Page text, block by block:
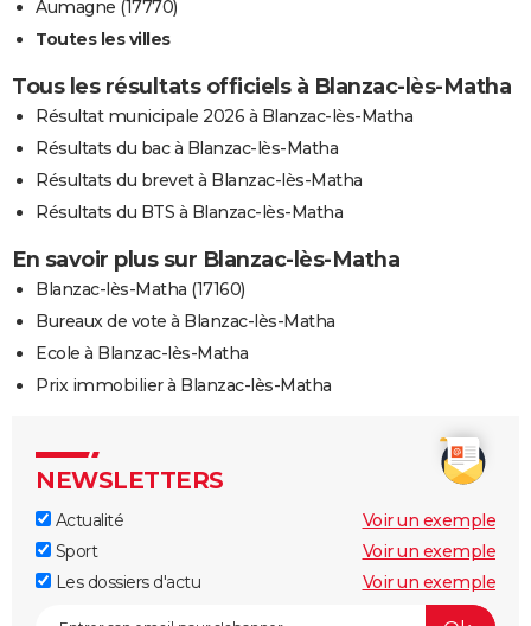
Aumagne (17770)
Toutes les villes
Tous les résultats officiels à Blanzac-lès-Matha
Résultat municipale 2026 à Blanzac-lès-Matha
Résultats du bac à Blanzac-lès-Matha
Résultats du brevet à Blanzac-lès-Matha
Résultats du BTS à Blanzac-lès-Matha
En savoir plus sur Blanzac-lès-Matha
Blanzac-lès-Matha (17160)
Bureaux de vote à Blanzac-lès-Matha
Ecole à Blanzac-lès-Matha
Prix immobilier à Blanzac-lès-Matha
NEWSLETTERS
Actualité
Voir un exemple
Sport
Voir un exemple
Les dossiers d'actu
Voir un exemple